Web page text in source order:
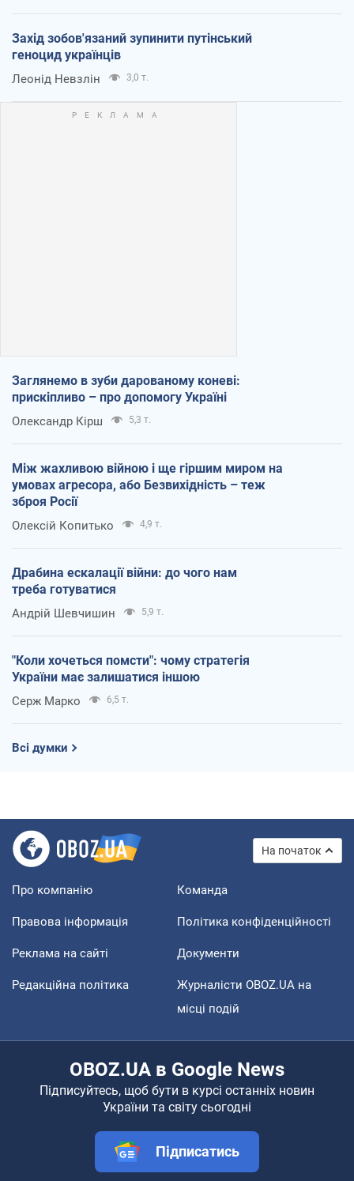
Захід зобов'язаний зупинити путінський
геноцид українців
Леонід Невзлін 3,0 т.
Заглянемо в зуби дарованому коневі:
прискіпливо – про допомогу Україні
Олександр Кірш 5,3 т.
Між жахливою війною і ще гіршим миром на
умовах агресора, або Безвихідність – теж
зброя Росії
Олексій Копитько 4,9 т.
Драбина ескалації війни: до чого нам
треба готуватися
Андрій Шевчишин 5,9 т.
"Коли хочеться помсти": чому стратегія
України має залишатися іншою
Серж Марко 6,5 т.
Всі думки
На початок
Про компанію Команда
Правова інформація Політика конфіденційності
Реклама на сайті Документи
Редакційна політика
Журналісти OBOZ.UA на
місці подій
OBOZ.UA в Google News
Підписуйтесь, щоб бути в курсі останніх новин
України та світу сьогодні
Підписатись